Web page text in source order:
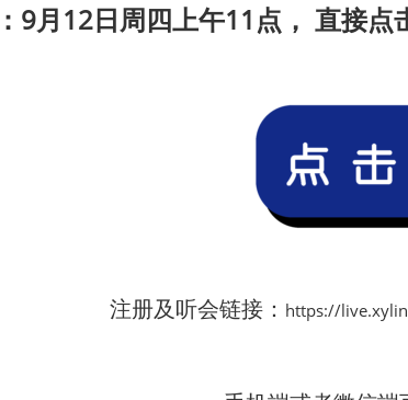
9月12日周四上午11点， 直接点
注册及听会链接： https://